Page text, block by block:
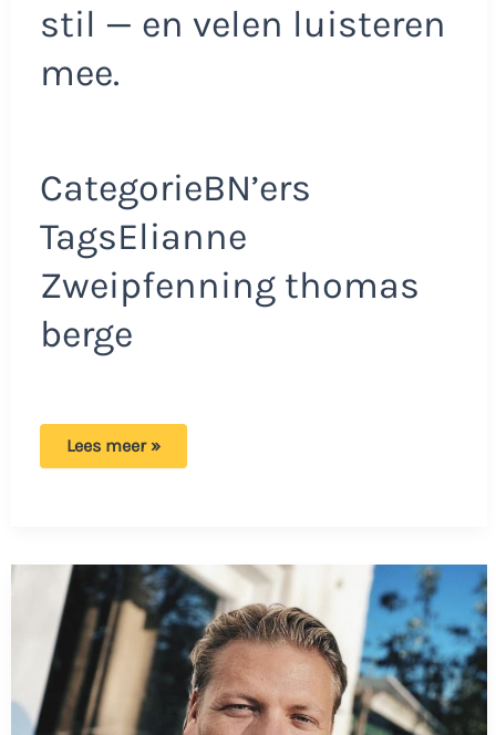
stil — en velen luisteren
mee.
CategorieBN’ers
TagsElianne
Zweipfenning thomas
berge
Elianne
Berge:
‘Mama
heeft
het
allemaal
zelf
gedaan’
Lees meer »